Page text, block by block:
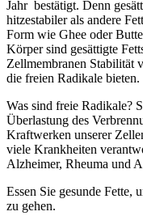
Jahr bestätigt. Denn
hitzestabiler als andere
Form wie Ghee oder
Körper sind gesättigte
Zellmembranen Stabilität
die freien Radikale bieten.
Was sind freie Radikale?
Überlastung des
Kraftwerken unserer
viele Krankheiten
Alzheimer, Rheuma und
Essen Sie gesunde Fette,
zu gehen.